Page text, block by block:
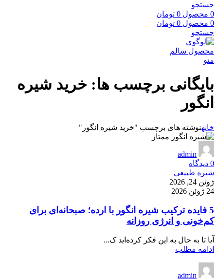
جستجو
0 محصول 0 تومان
0 محصول 0 تومان
جستجو
منو
بایگانی برچسب ها: خرید شیره
انگور
خانهنوشته های برچسب "خرید شیره انگور"
admin
0 دیدگاه
شیره طبیعی
ژوئن 24, 2026
24 ژوئن 2026
5 فایده ترکیب شیره انگور با ارده؛ صبحانه‌ای برای
کم‌خونی و انرژی روزانه
آیا تا به حال به این فکر کرده‌اید ک...
ادامه مطلب
admin